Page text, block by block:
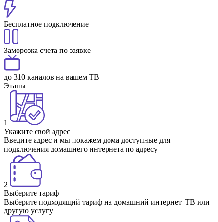
Бесплатное подключение
Заморозка счета по заявке
до 310 каналов на вашем ТВ
Этапы
1
Укажите свой адрес
Введите адрес и мы покажем дома доступные для
подключения домашнего интернета по адресу
2
Выберите тариф
Выберите подходящий тариф на домашний интернет, ТВ или
другую услугу